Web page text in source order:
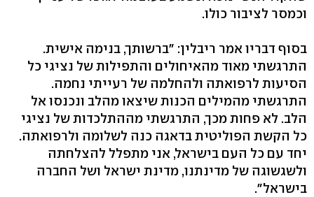
וכמסר לציבור כולו.
בסוף דבריו אמר ריבלין: "ברשותך, בנימה אישית.
התרגשתי מאוד מהאיחולים והתפילות של נציגי כל
הסיעות לרפואתה ולהחלמה של רעייתי נחמה.
התרגשתי מהמילים הכנות שיצאו מהלב ונכנסו אל
הלב. לא פחות מכך, התרגשתי מההתלכדות של נציגי
כל הקשת הפוליטית בדאגה כנה לשלומה ולרפואתה.
יחד עם כל העם בישראל, אני מתפלל להצלחתה
ולשגשוגה של מדינתנו, מדינת ישראל ושל החברה
בישראל".